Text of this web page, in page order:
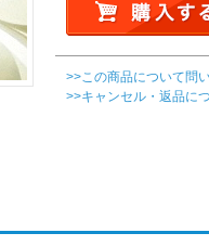
>>この商品について問
>>キャンセル・返品に